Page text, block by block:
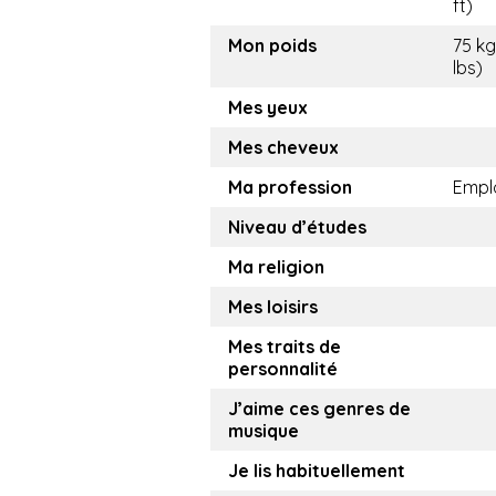
ft)
Mon poids
75
lbs)
Mes yeux
Mes cheveux
Ma profession
Niveau d’études
Ma religion
Mes loisirs
Mes traits de
personnalité
J’aime ces genres de
musique
Je lis habituellement